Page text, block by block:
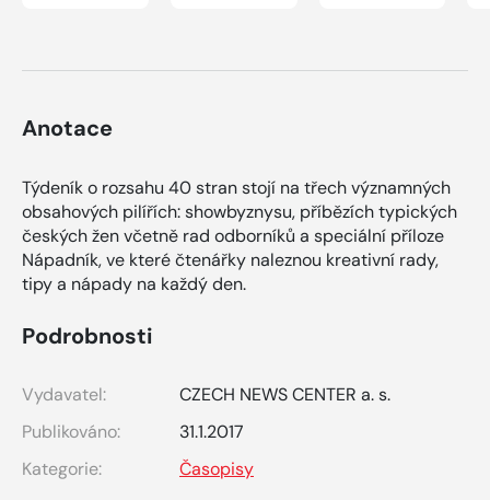
Anotace
Týdeník o rozsahu 40 stran stojí na třech významných
obsahových pilířích: showbyznysu, příbězích typických
českých žen včetně rad odborníků a speciální příloze
Nápadník, ve které čtenářky naleznou kreativní rady,
tipy a nápady na každý den.
Podrobnosti
Vydavatel:
CZECH NEWS CENTER a. s.
Publikováno:
31.1.2017
Kategorie:
Časopisy